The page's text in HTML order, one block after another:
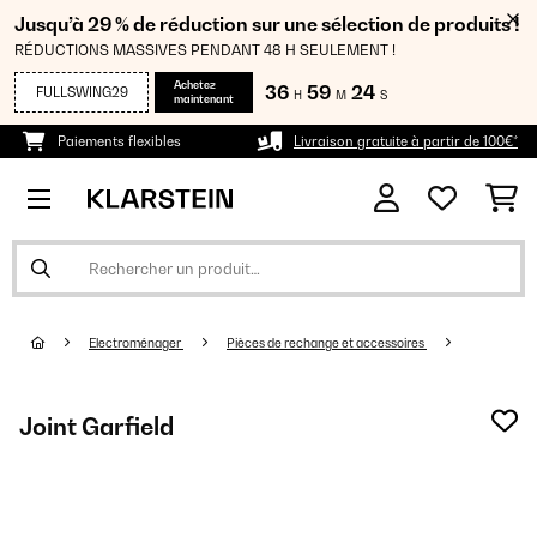
Jusqu’à 29 % de réduction sur une sélection de produits !
RÉDUCTIONS MASSIVES PENDANT 48 H SEULEMENT !
FULLSWING29
Achetez
maintenant
36 H 59 M 23 S
Paiements flexibles Livraison gratuite à partir de 100€*
Electroménager Pièces de rechange et accessoires
Joint Garfield